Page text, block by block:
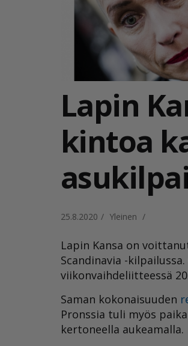
Lapin
kin­toa
25.8.2020 / Yleinen /
Lapin Kansa on
Scandinavia -
viikonvaihdeliitteessä
Saman kokonaisuuden
Pronssia tuli myös
kertoneella aukeamalla.